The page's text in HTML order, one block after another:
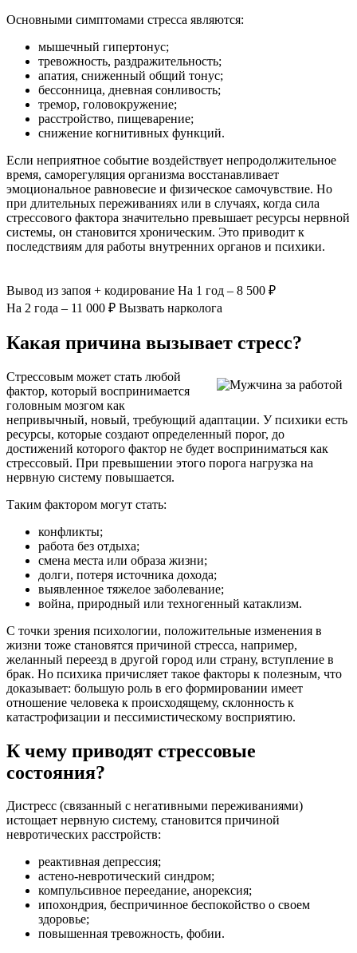
Основными симптомами стресса являются:
мышечный гипертонус;
тревожность, раздражительность;
апатия, сниженный общий тонус;
бессонница, дневная сонливость;
тремор, головокружение;
расстройство, пищеварение;
снижение когнитивных функций.
Если неприятное событие воздействует непродолжительное
время, саморегуляция организма восстанавливает
эмоциональное равновесие и физическое самочувствие. Но
при длительных переживаниях или в случаях, когда сила
стрессового фактора значительно превышает ресурсы нервной
системы, он становится хроническим. Это приводит к
последствиям для работы внутренних органов и психики.
Вывод из запоя + кодирование На 1 год – 8 500 ₽
На 2 года – 11 000 ₽ Вызвать нарколога
Какая причина вызывает стресс?
Стрессовым может стать любой
фактор, который воспринимается
головным мозгом как
непривычный, новый, требующий адаптации. У психики есть
ресурсы, которые создают определенный порог, до
достижений которого фактор не будет восприниматься как
стрессовый. При превышении этого порога нагрузка на
нервную систему повышается.
Таким фактором могут стать:
конфликты;
работа без отдыха;
смена места или образа жизни;
долги, потеря источника дохода;
выявленное тяжелое заболевание;
война, природный или техногенный катаклизм.
С точки зрения психологии, положительные изменения в
жизни тоже становятся причиной стресса, например,
желанный переезд в другой город или страну, вступление в
брак. Но психика причисляет такое факторы к полезным, что
доказывает: большую роль в его формировании имеет
отношение человека к происходящему, склонность к
катастрофизации и пессимистическому восприятию.
К чему приводят стрессовые
состояния?
Дистресс (связанный с негативными переживаниями)
истощает нервную систему, становится причиной
невротических расстройств:
реактивная депрессия;
астено-невротический синдром;
компульсивное переедание, анорексия;
ипохондрия, беспричинное беспокойство о своем
здоровье;
повышенная тревожность, фобии.